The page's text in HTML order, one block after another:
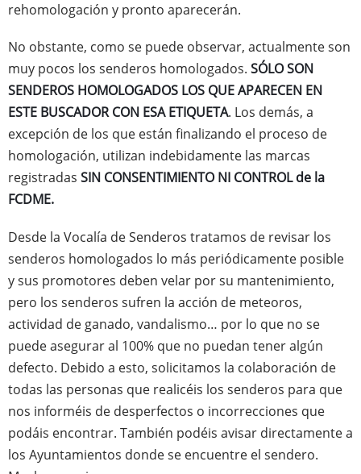
rehomologación y pronto aparecerán.
No obstante, como se puede observar, actualmente son
muy pocos los senderos homologados. SÓLO SON
SENDEROS HOMOLOGADOS LOS QUE APARECEN EN
ESTE BUSCADOR CON ESA ETIQUETA. Los demás, a
excepción de los que están finalizando el proceso de
homologación, utilizan indebidamente las marcas
registradas SIN CONSENTIMIENTO NI CONTROL de la
FCDME.
Desde la Vocalía de Senderos tratamos de revisar los
senderos homologados lo más periódicamente posible
y sus promotores deben velar por su mantenimiento,
pero los senderos sufren la acción de meteoros,
actividad de ganado, vandalismo… por lo que no se
puede asegurar al 100% que no puedan tener algún
defecto. Debido a esto, solicitamos la colaboración de
todas las personas que realicéis los senderos para que
nos informéis de desperfectos o incorrecciones que
podáis encontrar. También podéis avisar directamente a
los Ayuntamientos donde se encuentre el sendero.